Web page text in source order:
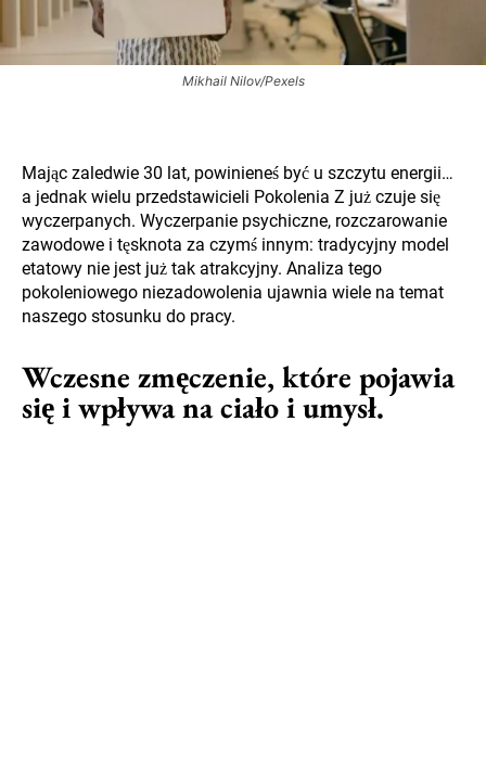
Mikhail Nilov/Pexels
Mając zaledwie 30 lat, powinieneś być u szczytu energii…
a jednak wielu przedstawicieli Pokolenia Z już czuje się
wyczerpanych. Wyczerpanie psychiczne, rozczarowanie
zawodowe i tęsknota za czymś innym: tradycyjny model
etatowy nie jest już tak atrakcyjny. Analiza tego
pokoleniowego niezadowolenia ujawnia wiele na temat
naszego stosunku do pracy.
Wczesne zmęczenie, które pojawia
się i wpływa na ciało i umysł.